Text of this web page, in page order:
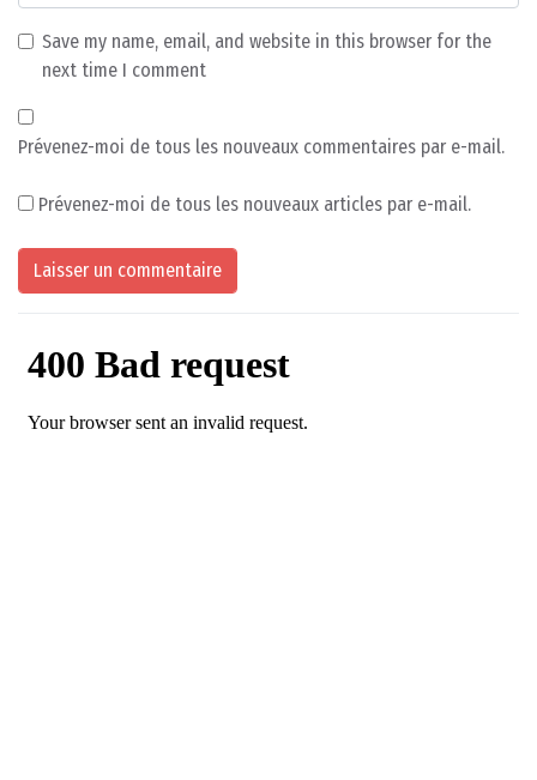
Save my name, email, and website in this browser for the
next time I comment
Prévenez-moi de tous les nouveaux commentaires par e-mail.
Prévenez-moi de tous les nouveaux articles par e-mail.